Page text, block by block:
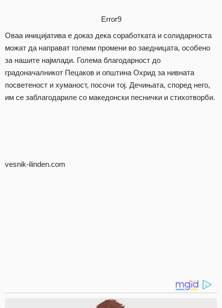
Error9
Оваа иницијатива е доказ дека соработката и солидарноста
можат да направат големи промени во заедницата, особено
за нашите најмлади. Голема благодарност до
градоначалникот Пецаков и општина Охрид за нивната
посветеност и хуманост, посочи тој. Дечињата, според него,
им се заблагодариле со македонски песнички и стихотворби.
vesnik-ilinden.com